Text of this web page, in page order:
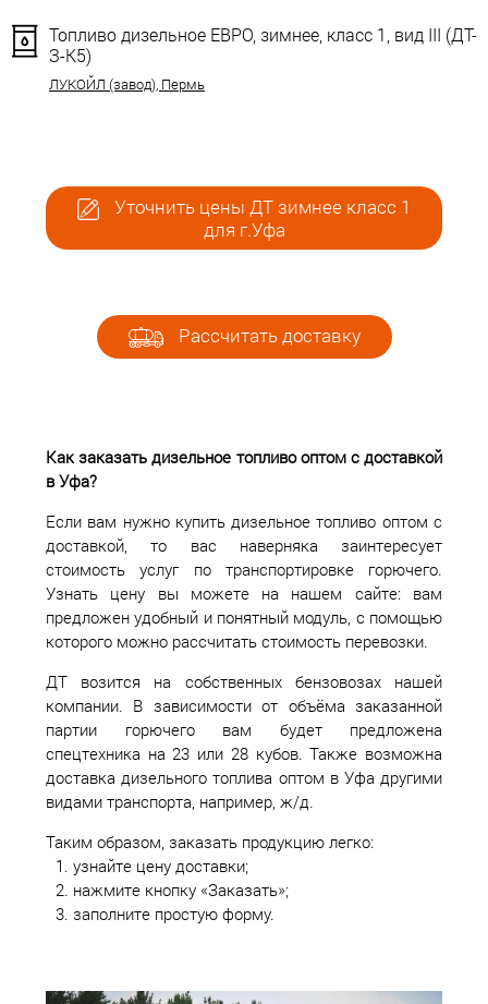
Топливо дизельное ЕВРО, зимнее, класс 1, вид III (ДТ-
З-К5)
ЛУКОЙЛ (завод), Пермь
Уточнить цены ДТ зимнее класс 1
для г.Уфа
Рассчитать доставку
Как заказать дизельное топливо оптом с доставкой
в Уфа?
Если вам нужно купить дизельное топливо оптом с
доставкой, то вас наверняка заинтересует
стоимость услуг по транспортировке горючего.
Узнать цену вы можете на нашем сайте: вам
предложен удобный и понятный модуль, с помощью
которого можно рассчитать стоимость перевозки.
ДТ возится на собственных бензовозах нашей
компании. В зависимости от объёма заказанной
партии горючего вам будет предложена
спецтехника на 23 или 28 кубов. Также возможна
доставка дизельного топлива оптом в Уфа другими
видами транспорта, например, ж/д.
Таким образом, заказать продукцию легко:
узнайте цену доставки;
нажмите кнопку «Заказать»;
заполните простую форму.